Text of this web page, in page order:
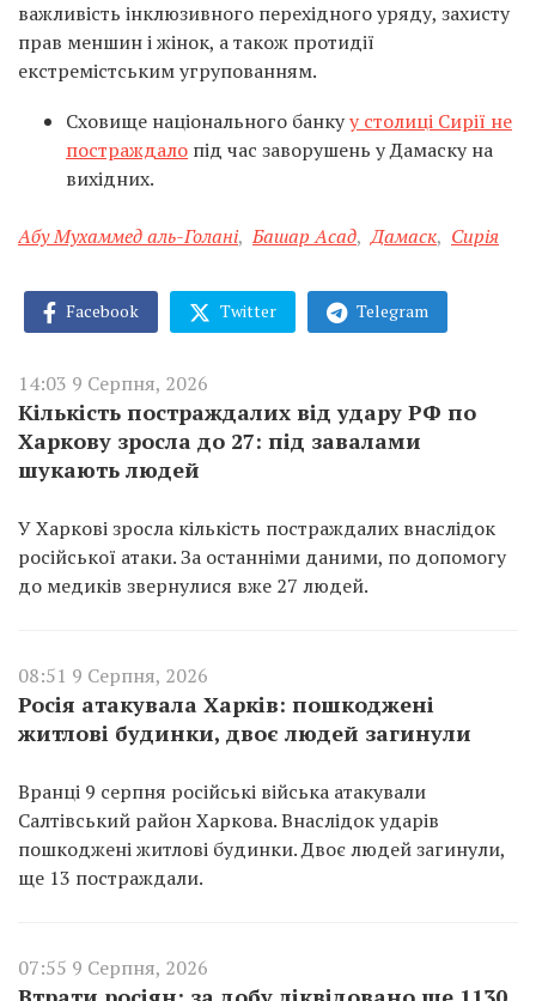
важливість інклюзивного перехідного уряду, захисту
прав меншин і жінок, а також протидії
екстремістським угрупованням.
Сховище національного банкуу столиці Сирії не
постраждало під час заворушень у Дамаску на
вихідних.
Абу Мухаммед аль-Голані, Башар Асад, Дамаск, Сирія
Facebook Twitter Telegram
14:03 9 Серпня, 2026
Кількість постраждалих від удару РФ по
Харкову зросла до 27: під завалами
шукають людей
У Харкові зросла кількість постраждалих внаслідок
російської атаки. За останніми даними, по допомогу
до медиків звернулися вже 27 людей.
08:51 9 Серпня, 2026
Росія атакувала Харків: пошкоджені
житлові будинки, двоє людей загинули
Вранці 9 серпня російські війська атакували
Салтівський район Харкова. Внаслідок ударів
пошкоджені житлові будинки. Двоє людей загинули,
ще 13 постраждали.
07:55 9 Серпня, 2026